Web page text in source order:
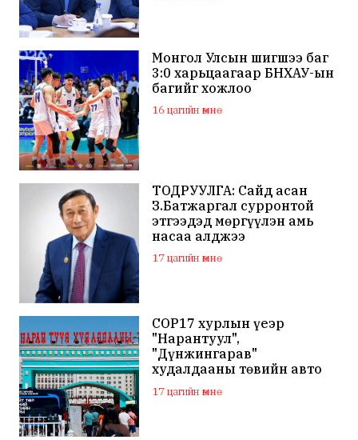
Монгол Улсын шигшээ баг
3:0 харьцаагаар БНХАУ-ын
багийг хожлоо
16 цагийн өмнө
ТОДРУУЛГА: Сайд асан
З.Батжаргал сурронтой
этгээдэд мөргүүлэн амь
насаа алджээ
17 цагийн өмнө
COP17 хурлын үеэр
"Нарантуул",
"Дүнжингарав"
худалдааны төвийн авто
зогсоолыг хаана
17 цагийн өмнө